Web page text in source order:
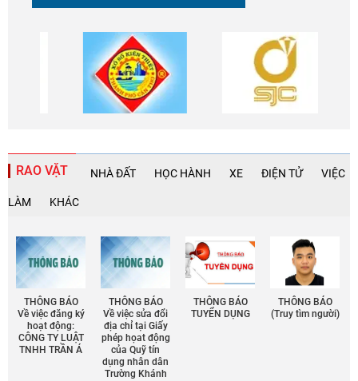
RAO VẶT NHÀ ĐẤT HỌC HÀNH XE ĐIỆN TỬ VIỆC
LÀM KHÁC
THÔNG BÁO
Về việc đăng ký
hoạt động:
CÔNG TY LUẬT
TNHH TRẦN Á
THÔNG BÁO
Về việc sửa đổi
địa chỉ tại Giấy
phép họat động
của Quỹ tín
dụng nhân dân
Trường Khánh
THÔNG BÁO
TUYỂN DỤNG
THÔNG BÁO
(Truy tìm người)